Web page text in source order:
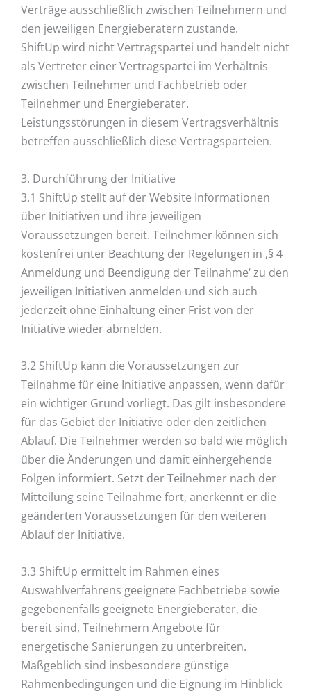
Verträge ausschließlich zwischen Teilnehmern und
den jeweiligen Energieberatern zustande.
ShiftUp wird nicht Vertragspartei und handelt nicht
als Vertreter einer Vertragspartei im Verhältnis
zwischen Teilnehmer und Fachbetrieb oder
Teilnehmer und Energieberater.
Leistungsstörungen in diesem Vertragsverhältnis
betreffen ausschließlich diese Vertragsparteien.
3. Durchführung der Initiative
3.1 ShiftUp stellt auf der Website Informationen
über Initiativen und ihre jeweiligen
Voraussetzungen bereit. Teilnehmer können sich
kostenfrei unter Beachtung der Regelungen in ‚§ 4
Anmeldung und Beendigung der Teilnahme‘ zu den
jeweiligen Initiativen anmelden und sich auch
jederzeit ohne Einhaltung einer Frist von der
Initiative wieder abmelden.
3.2 ShiftUp kann die Voraussetzungen zur
Teilnahme für eine Initiative anpassen, wenn dafür
ein wichtiger Grund vorliegt. Das gilt insbesondere
für das Gebiet der Initiative oder den zeitlichen
Ablauf. Die Teilnehmer werden so bald wie möglich
über die Änderungen und damit einhergehende
Folgen informiert. Setzt der Teilnehmer nach der
Mitteilung seine Teilnahme fort, anerkennt er die
geänderten Voraussetzungen für den weiteren
Ablauf der Initiative.
3.3 ShiftUp ermittelt im Rahmen eines
Auswahlverfahrens geeignete Fachbetriebe sowie
gegebenenfalls geeignete Energieberater, die
bereit sind, Teilnehmern Angebote für
energetische Sanierungen zu unterbreiten.
Maßgeblich sind insbesondere günstige
Rahmenbedingungen und die Eignung im Hinblick